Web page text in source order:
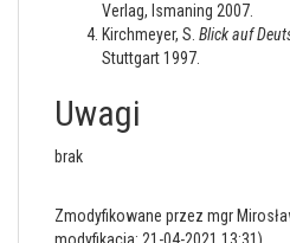
Verlag, Ismaning 2007.
Kirchmeyer, S. Blick auf
Stuttgart 1997.
Uwagi
brak
Zmodyfikowane przez mgr